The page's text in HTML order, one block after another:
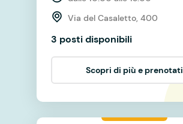
Via del Casaletto, 400
3 posti disponibili
Scopri di più e prenotati